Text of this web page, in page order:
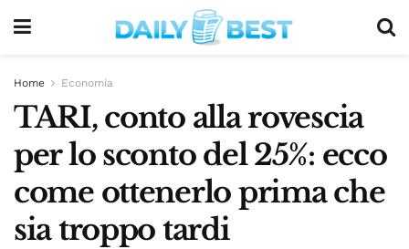
Home Economia
TARI, conto alla rovescia
per lo sconto del 25%: ecco
come ottenerlo prima che
sia troppo tardi